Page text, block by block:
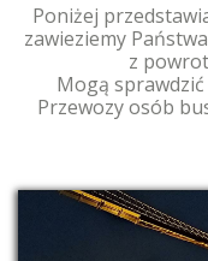
Poniżej
zawieziemy
z
Mogą
Przewozy osób